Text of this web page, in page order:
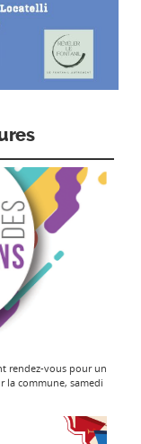
rendez-vous pour un
la commune, samedi